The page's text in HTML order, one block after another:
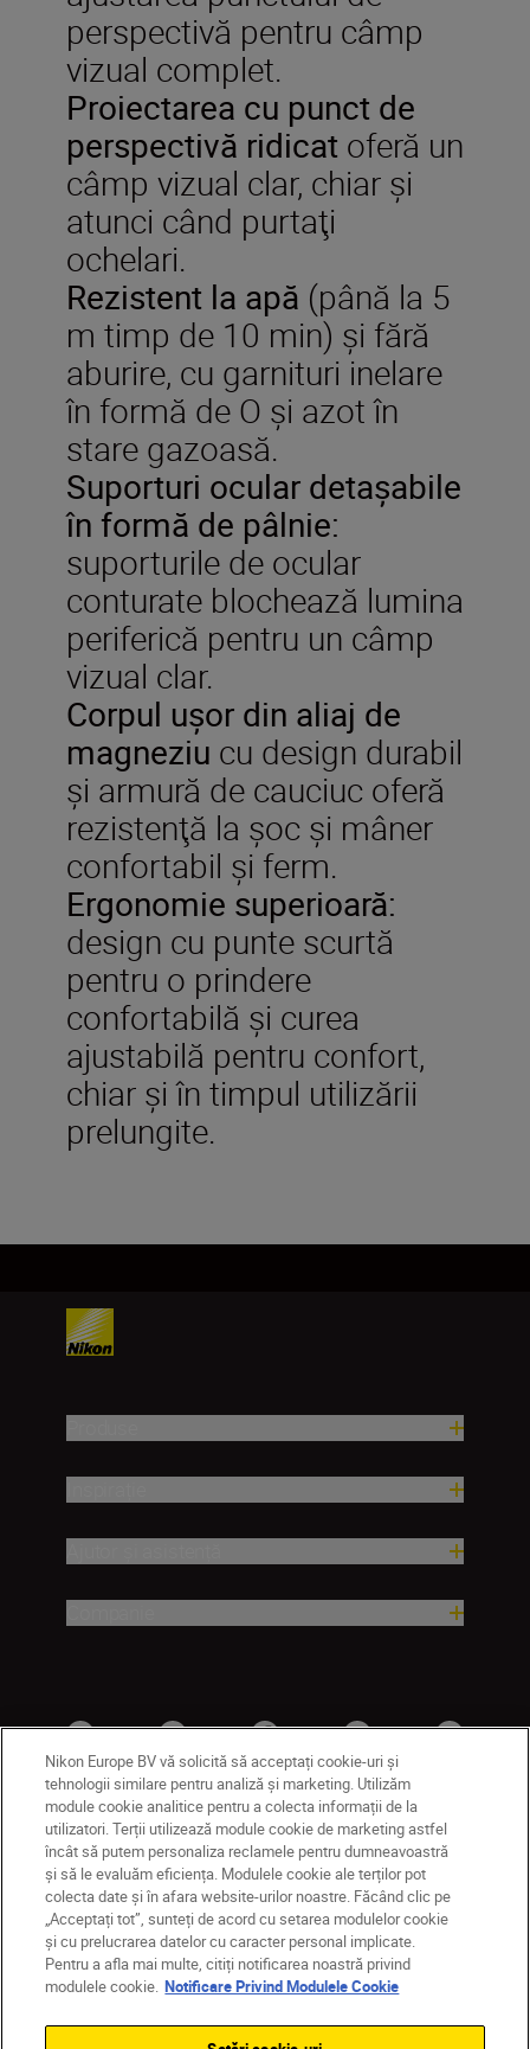
perspectivă pentru câmp
vizual complet.
Proiectarea cu punct de
perspectivă ridicat oferă un
câmp vizual clar, chiar şi
atunci când purtaţi
ochelari.
Rezistent la apă (până la 5
m timp de 10 min) şi fără
aburire, cu garnituri inelare
în formă de O şi azot în
stare gazoasă.
Suporturi ocular detaşabile
în formă de pâlnie:
suporturile de ocular
conturate blochează lumina
periferică pentru un câmp
vizual clar.
Corpul uşor din aliaj de
magneziu cu design durabil
şi armură de cauciuc oferă
rezistenţă la şoc şi mâner
confortabil şi ferm.
Ergonomie superioară:
design cu punte scurtă
pentru o prindere
confortabilă şi curea
ajustabilă pentru confort,
chiar şi în timpul utilizării
prelungite.
RO Nikon Sites
Contactaţi-ne
Politică de confidențialitate
Termeni de utilizare
Notificare privind modulele cookie
Setări cookie
© 2026 Nikon
Nikon Europe BV vă solicită să acceptați cookie-uri și
tehnologii similare pentru analiză și marketing. Utilizăm
module cookie analitice pentru a colecta informații de la
utilizatori. Terții utilizează module cookie de marketing astfel
încât să putem personaliza reclamele pentru dumneavoastră
și să le evaluăm eficiența. Modulele cookie ale terților pot
colecta date și în afara website-urilor noastre. Făcând clic pe
„Acceptați tot”, sunteți de acord cu setarea modulelor cookie
și cu prelucrarea datelor cu caracter personal implicate.
Pentru a afla mai multe, citiți notificarea noastră privind
modulele cookie. Notificare Privind Modulele Cookie